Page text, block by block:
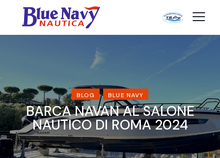
BLOG BLUE NAVY
BARCA NAVAN AL SALONE
NAUTICO DI ROMA 2024